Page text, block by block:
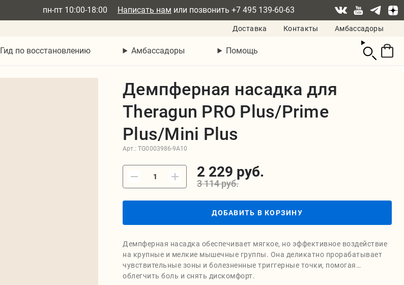
пн-пт 10:00-18:00 Написать нам или позвонить +7 495 139-60-63
Доставка Контакты Амбассадоры
Гид по восстановлению Амбассадоры Помощь
Демпферная насадка для
Theragun PRO Plus/Prime
Plus/Mini Plus
Арт.:TG0003986-9A10
2 229 руб.
3 114 руб.
ДОБАВИТЬ В КОРЗИНУ
Демпферная насадка обеспечивает мягкое, но эффективное воздействие
на крупные и мелкие мышечные группы. Она деликатно прорабатывает
чувствительные зоны и болезненные триггерные точки, помогая
облегчить боль и снять дискомфорт.